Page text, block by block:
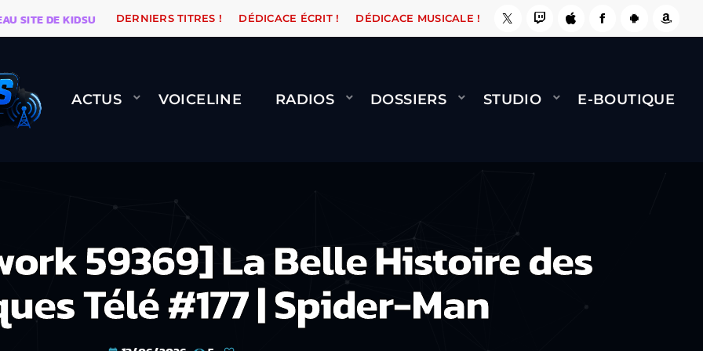
DE KIDSUNE WARÉTRO ORANGE ROAD QUI PASSE, ÇA LE FAIT ! NAMI BERNARD MINET - FLY
DERNIERS TITRES ! DÉDICACE ÉCRIT ! DÉDICACE MUSICALE !
ACTUS VOICELINE RADIOS DOSSIERS STUDIO E-BOUTIQUE
59369] La Belle Histoire des
Télé #177 | Spider-Man